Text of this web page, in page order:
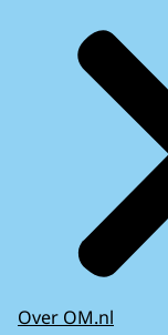
Over OM.nl